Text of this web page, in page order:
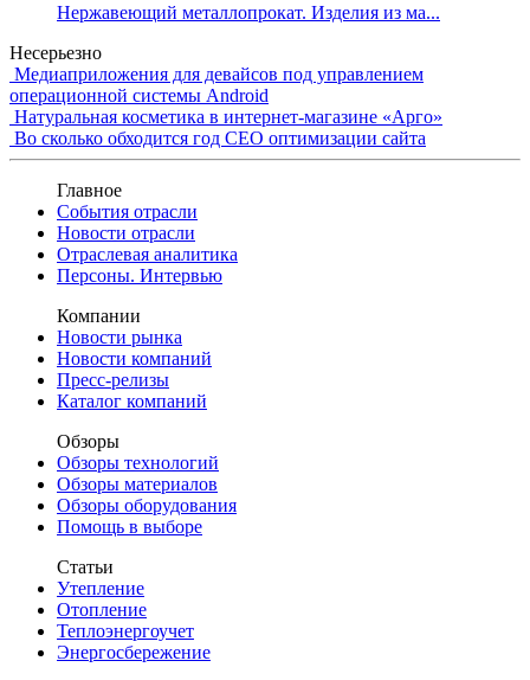
Нержавеющий металлопрокат. Изделия из ма...
Несерьезно
Медиаприложения для девайсов под управлением
операционной системы Android
Натуральная косметика в интернет-магазине «Арго»
Во сколько обходится год СЕО оптимизации сайта
Главное
События отрасли
Новости отрасли
Отраслевая аналитика
Персоны. Интервью
Компании
Новости рынка
Новости компаний
Пресс-релизы
Каталог компаний
Обзоры
Обзоры технологий
Обзоры материалов
Обзоры оборудования
Помощь в выборе
Статьи
Утепление
Отопление
Теплоэнергоучет
Энергосбережение